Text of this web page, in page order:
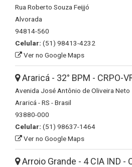
Rua Roberto Souza Feijjó
Alvorada
94814-560
Celular: (51) 98413-4232
Ver no Google Maps
Araricá - 32° BPM - CRPO-
Avenida José Antônio de Oliveira Neto
Araricá - RS - Brasil
93880-000
Celular: (51) 98637-1464
Ver no Google Maps
Arroio Grande - 4 CIA IND -